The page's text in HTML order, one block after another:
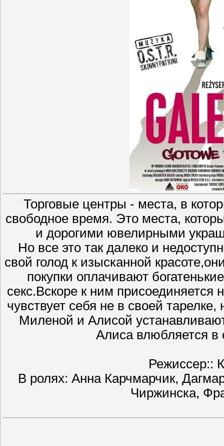
Торговые центры - места, в
свободное время. Это места,
и дорогими ювелирными
Но все это так далеко и
свой голод к изысканной
покупки оплачивают
секс.Вскоре к ним
чувствует себя не в своей
Миленой и Алисой
Алиса влюбляется в
Режиссер::
В ролях: Анна Карчмарчик,
Чиржинска,